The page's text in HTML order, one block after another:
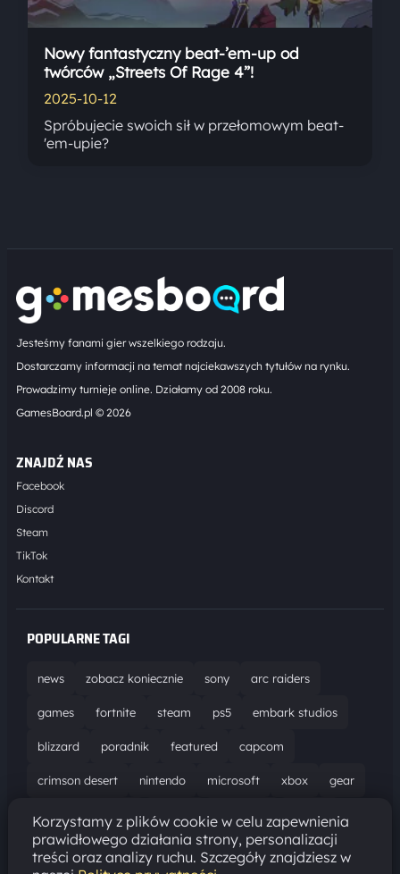
Nowy fantastyczny beat-’em-up od
twórców „Streets Of Rage 4”!
2025-10-12
Spróbujecie swoich sił w przełomowym beat-
'em-upie?
Jesteśmy fanami gier wszelkiego rodzaju.
Dostarczamy informacji na temat najciekawszych tytułów na rynku.
Prowadzimy turnieje online. Działamy od 2008 roku.
GamesBoard.pl © 2026
ZNAJDŹ NAS
Facebook
Discord
Steam
TikTok
Kontakt
POPULARNE TAGI
news zobacz koniecznie sony arc raiders
games fortnite steam ps5 embark studios
blizzard poradnik featured capcom
crimson desert nintendo microsoft xbox gear
world of warcraft solucja marathon ubisoft
bungie recenzja resident evil requiem gaming
Korzystamy z plików cookie w celu zapewnienia
prawidłowego działania strony, personalizacji
treści oraz analizy ruchu. Szczegóły znajdziesz w